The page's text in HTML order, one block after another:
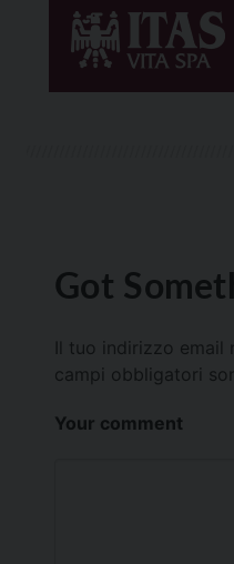
Got
Il tuo indirizzo
campi obbligatori
Your comment